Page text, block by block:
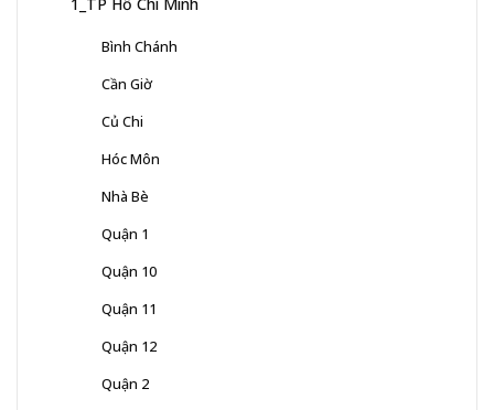
Bình Chánh
Cần Giờ
Củ Chi
Hóc Môn
Nhà Bè
Quận 1
Quận 10
Quận 11
Quận 12
Quận 2